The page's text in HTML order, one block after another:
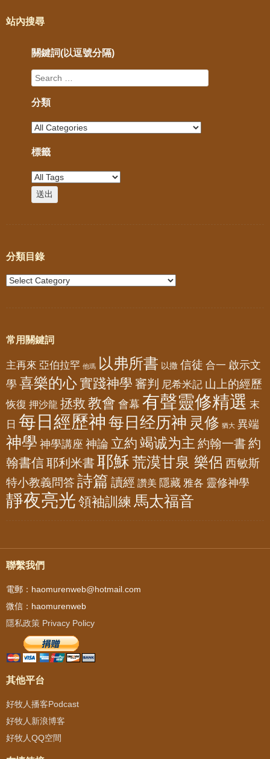
站內搜尋
關鍵詞(以逗號分隔)
分類
標籤
分類目錄
常用關鍵詞
主再來 亞伯拉罕 他瑪 以弗所書 以撒 信徒 合一 啟示文
學 喜樂的心實踐神學 審判 尼希米記 山上的經歷
恢復 押沙龍 拯救 教會 會幕 有聲靈修精選 末
日 每日經歷神 每日经历神 灵修 猶大 異端
神學 神學講座 神論 立約 竭诚为主 約翰一書 約
翰書信耶利米書 耶穌荒漠甘泉 樂侶 西敏斯
特小教義問答詩篇 讀經 讚美 隱藏 雅各 靈修神學
靜夜亮光 領袖訓練 馬太福音
聯繫我們
電郵：haomurenweb@hotmail.com
微信：haomurenweb
隱私政策 Privacy Policy
其他平台
好牧人播客Podcast
好牧人新浪博客
好牧人QQ空間